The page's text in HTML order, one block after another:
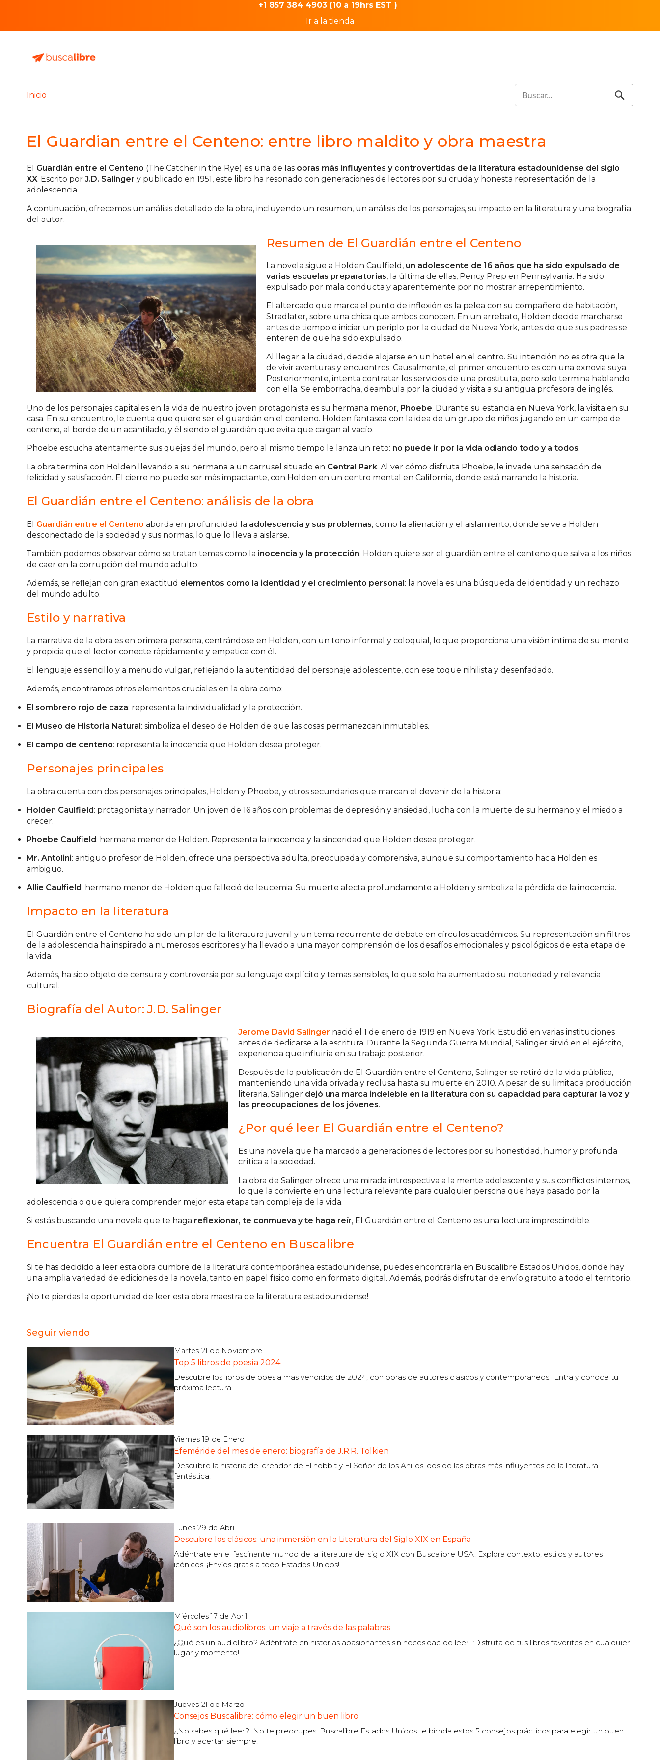
+1 857 384 4903 (10 a 19hrs EST )
Ir a la tienda
Inicio
El Guardian entre el Centeno: entre libro maldito y obra maestra
El Guardián entre el Centeno (The Catcher in the Rye) es una de las obras más influyentes y controvertidas de la literatura estadounidense del siglo
XX. Escrito por J.D. Salinger y publicado en 1951, este libro ha resonado con generaciones de lectores por su cruda y honesta representación de la
adolescencia.
A continuación, ofrecemos un análisis detallado de la obra, incluyendo un resumen, un análisis de los personajes, su impacto en la literatura y una biografía
del autor.
Resumen de El Guardián entre el Centeno
La novela sigue a Holden Caulfield, un adolescente de 16 años que ha sido expulsado de
varias escuelas preparatorias, la última de ellas, Pency Prep en Pennsylvania. Ha sido
expulsado por mala conducta y aparentemente por no mostrar arrepentimiento.
El altercado que marca el punto de inflexión es la pelea con su compañero de habitación,
Stradlater, sobre una chica que ambos conocen. En un arrebato, Holden decide marcharse
antes de tiempo e iniciar un periplo por la ciudad de Nueva York, antes de que sus padres se
enteren de que ha sido expulsado.
Al llegar a la ciudad, decide alojarse en un hotel en el centro. Su intención no es otra que la
de vivir aventuras y encuentros. Causalmente, el primer encuentro es con una exnovia suya.
Posteriormente, intenta contratar los servicios de una prostituta, pero solo termina hablando
con ella. Se emborracha, deambula por la ciudad y visita a su antigua profesora de inglés.
Uno de los personajes capitales en la vida de nuestro joven protagonista es su hermana menor, Phoebe. Durante su estancia en Nueva York, la visita en su
casa. En su encuentro, le cuenta que quiere ser el guardián en el centeno. Holden fantasea con la idea de un grupo de niños jugando en un campo de
centeno, al borde de un acantilado, y él siendo el guardián que evita que caigan al vacío.
Phoebe escucha atentamente sus quejas del mundo, pero al mismo tiempo le lanza un reto: no puede ir por la vida odiando todo y a todos.
La obra termina con Holden llevando a su hermana a un carrusel situado en Central Park. Al ver cómo disfruta Phoebe, le invade una sensación de
felicidad y satisfacción. El cierre no puede ser más impactante, con Holden en un centro mental en California, donde está narrando la historia.
El Guardián entre el Centeno: análisis de la obra
El Guardián entre el Centeno aborda en profundidad la adolescencia y sus problemas, como la alienación y el aislamiento, donde se ve a Holden
desconectado de la sociedad y sus normas, lo que lo lleva a aislarse.
También podemos observar cómo se tratan temas como la inocencia y la protección. Holden quiere ser el guardián entre el centeno que salva a los niños
de caer en la corrupción del mundo adulto.
Además, se reflejan con gran exactitud elementos como la identidad y el crecimiento personal : la novela es una búsqueda de identidad y un rechazo
del mundo adulto.
Estilo y narrativa
La narrativa de la obra es en primera persona, centrándose en Holden, con un tono informal y coloquial, lo que proporciona una visión íntima de su mente
y propicia que el lector conecte rápidamente y empatice con él.
El lenguaje es sencillo y a menudo vulgar, reflejando la autenticidad del personaje adolescente, con ese toque nihilista y desenfadado.
Además, encontramos otros elementos cruciales en la obra como:
El sombrero rojo de caza: representa la individualidad y la protección.
El Museo de Historia Natural: simboliza el deseo de Holden de que las cosas permanezcan inmutables.
El campo de centeno: representa la inocencia que Holden desea proteger.
Personajes principales
La obra cuenta con dos personajes principales, Holden y Phoebe, y otros secundarios que marcan el devenir de la historia:
Holden Caulfield: protagonista y narrador. Un joven de 16 años con problemas de depresión y ansiedad, lucha con la muerte de su hermano y el miedo a
crecer.
Phoebe Caulfield: hermana menor de Holden. Representa la inocencia y la sinceridad que Holden desea proteger.
Mr. Antolini: antiguo profesor de Holden, ofrece una perspectiva adulta, preocupada y comprensiva, aunque su comportamiento hacia Holden es
ambiguo.
Allie Caulfield: hermano menor de Holden que falleció de leucemia. Su muerte afecta profundamente a Holden y simboliza la pérdida de la inocencia.
Impacto en la literatura
El Guardián entre el Centeno ha sido un pilar de la literatura juvenil y un tema recurrente de debate en círculos académicos. Su representación sin filtros
de la adolescencia ha inspirado a numerosos escritores y ha llevado a una mayor comprensión de los desafíos emocionales y psicológicos de esta etapa de
la vida.
Además, ha sido objeto de censura y controversia por su lenguaje explícito y temas sensibles, lo que solo ha aumentado su notoriedad y relevancia
cultural.
Biografía del Autor: J.D. Salinger
Jerome David Salinger nació el 1 de enero de 1919 en Nueva York. Estudió en varias instituciones
antes de dedicarse a la escritura. Durante la Segunda Guerra Mundial, Salinger sirvió en el ejército,
experiencia que influiría en su trabajo posterior.
Después de la publicación de El Guardián entre el Centeno, Salinger se retiró de la vida pública,
manteniendo una vida privada y reclusa hasta su muerte en 2010. A pesar de su limitada producción
literaria, Salinger dejó una marca indeleble en la literatura con su capacidad para capturar la voz y
las preocupaciones de los jóvenes.
¿Por qué leer El Guardián entre el Centeno?
Es una novela que ha marcado a generaciones de lectores por su honestidad, humor y profunda
crítica a la sociedad.
La obra de Salinger ofrece una mirada introspectiva a la mente adolescente y sus conflictos internos,
lo que la convierte en una lectura relevante para cualquier persona que haya pasado por la
adolescencia o que quiera comprender mejor esta etapa tan compleja de la vida.
Si estás buscando una novela que te haga reflexionar, te conmueva y te haga reír, El Guardián entre el Centeno es una lectura imprescindible.
Encuentra El Guardián entre el Centeno en Buscalibre
Si te has decidido a leer esta obra cumbre de la literatura contemporánea estadounidense, puedes encontrarla en Buscalibre Estados Unidos, donde hay
una amplia variedad de ediciones de la novela, tanto en papel físico como en formato digital. Además, podrás disfrutar de envío gratuito a todo el territorio.
¡No te pierdas la oportunidad de leer esta obra maestra de la literatura estadounidense!
Seguir viendo
Martes 21 de Noviembre
Top 5 libros de poesía 2024
Descubre los libros de poesía más vendidos de 2024, con obras de autores clásicos y contemporáneos. ¡Entra y conoce tu
próxima lectura!.
Viernes 19 de Enero
Efeméride del mes de enero: biografía de J.R.R. Tolkien
Descubre la historia del creador de El hobbit y El Señor de los Anillos, dos de las obras más influyentes de la literatura
fantástica.
Lunes 29 de Abril
Descubre los clásicos: una inmersión en la Literatura del Siglo XIX en España
Adéntrate en el fascinante mundo de la literatura del siglo XIX con Buscalibre USA. Explora contexto, estilos y autores
icónicos. ¡Envíos gratis a todo Estados Unidos!
Miércoles 17 de Abril
Qué son los audiolibros: un viaje a través de las palabras
¿Qué es un audiolibro? Adéntrate en historias apasionantes sin necesidad de leer. ¡Disfruta de tus libros favoritos en cualquier
lugar y momento!
Jueves 21 de Marzo
Consejos Buscalibre: cómo elegir un buen libro
¿No sabes qué leer? ¡No te preocupes! Buscalibre Estados Unidos te birnda estos 5 consejos prácticos para elegir un buen
libro y acertar siempre.